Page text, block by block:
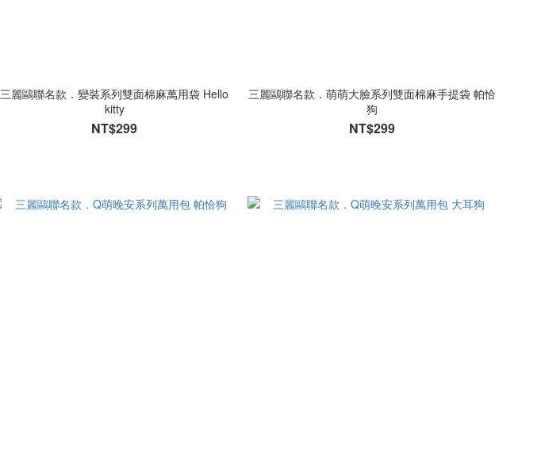
三麗鷗聯名款．變裝系列雙面棉麻萬用袋 Hello
kitty
NT$299
三麗鷗聯名款．萌萌大臉系列雙面棉麻手提袋 帕恰
狗
NT$299